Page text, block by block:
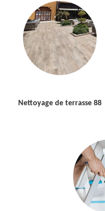
Nettoyage de terrasse 88